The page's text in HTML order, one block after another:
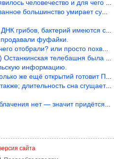
человечество и для чего оно сущ
умирает существенно ча
бактерий имеются сведения из
фуфайки.
или просто похвастались.
телебашня была самым в
информацию.
ещё открытий готовит Просвещень
длительность сна сгущает кровото
нет — значит придётся принять к
сайта